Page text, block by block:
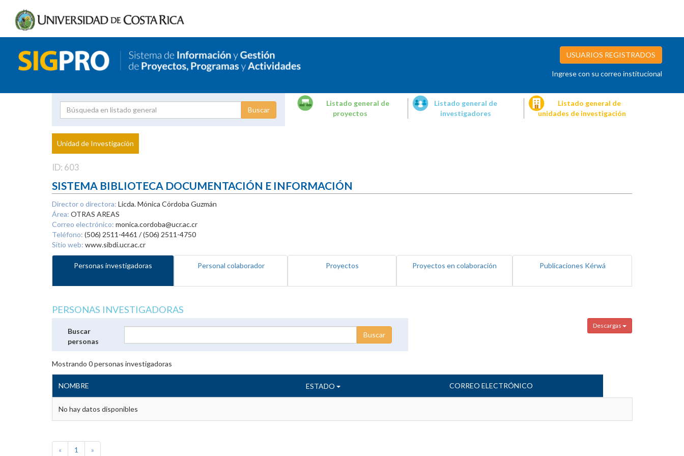
USUARIOS REGISTRADOS
Ingrese con su correo institucional
Proyecto
Investigador
Listado general de
proyectos
Listado general de
investigadores
Listado general de
unidades de investigación
Unidad de Investigación
ID: 603
SISTEMA BIBLIOTECA DOCUMENTACIÓN E INFORMACIÓN
Director o directora: Licda. Mónica Córdoba Guzmán
Área: OTRAS AREAS
Correo electrónico: monica.cordoba@ucr.ac.cr
Teléfono: (506) 2511-4461 / (506) 2511-4750
Sitio web: www.sibdi.ucr.ac.cr
Personas investigadoras Personal colaborador Proyectos Proyectos en colaboración Publicaciones Kérwá
PERSONAS INVESTIGADORAS
Descargas
Buscar
personas
Mostrando 0personas investigadoras
NOMBRE ESTADO CORREO ELECTRÓNICO
No hay datos disponibles
« 1 »